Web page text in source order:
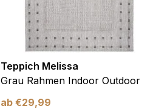
Teppich Melissa
Grau Rahmen Indoor Outdoor
ab €29,99